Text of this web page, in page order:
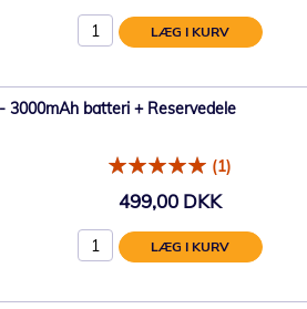
LÆG I KURV
3000mAh batteri + Reservedele
(1)
499,00 DKK
LÆG I KURV